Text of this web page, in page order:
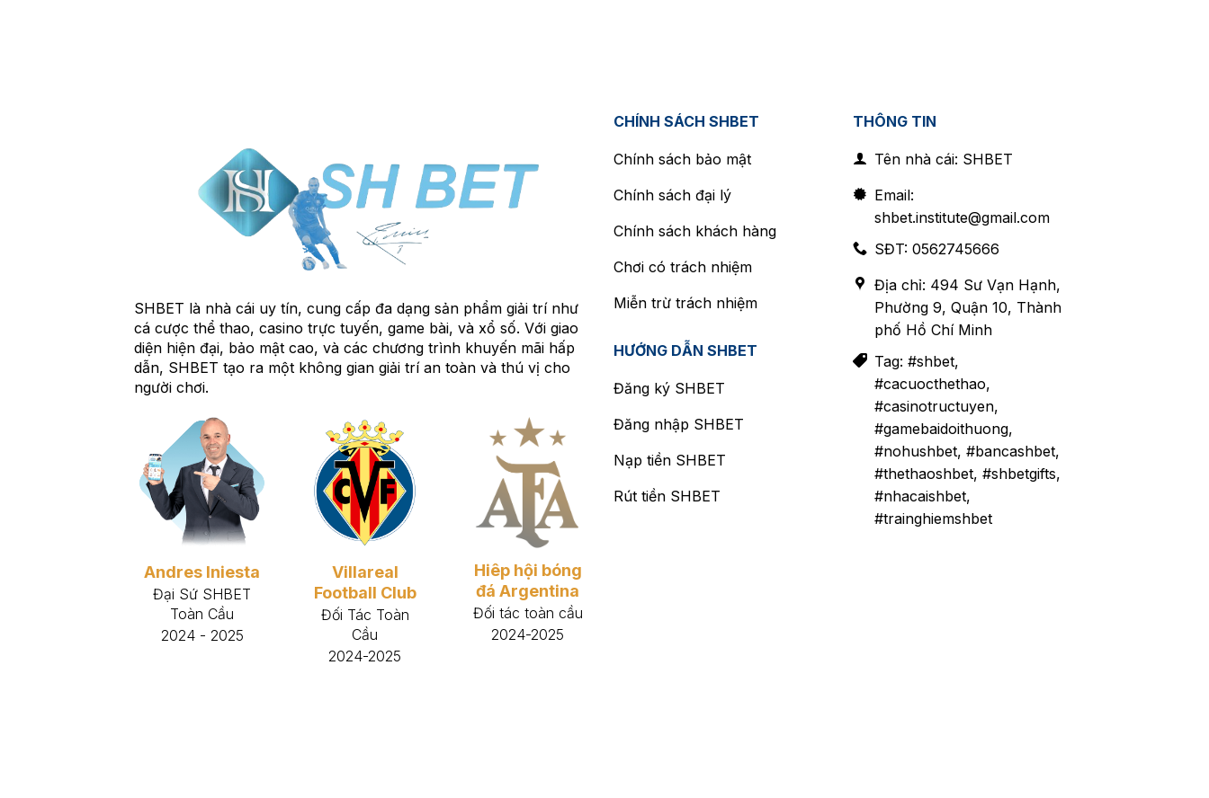
SHBET là nhà cái uy tín, cung cấp đa dạng sản phẩm giải trí như
cá cược thể thao, casino trực tuyến, game bài, và xổ số. Với giao
diện hiện đại, bảo mật cao, và các chương trình khuyến mãi hấp
dẫn, SHBET tạo ra một không gian giải trí an toàn và thú vị cho
người chơi.
Andres Iniesta
Đại Sứ SHBET
Toàn Cầu
2024 - 2025
Villareal
Football Club
Đối Tác Toàn
Cầu
2024-2025
Hiêp hội bóng
đá Argentina
Đối tác toàn cầu
2024-2025
CHÍNH SÁCH SHBET
Chính sách bảo mật
Chính sách đại lý
Chính sách khách hàng
Chơi có trách nhiệm
Miễn trừ trách nhiệm
HƯỚNG DẪN SHBET
Đăng ký SHBET
Đăng nhập SHBET
Nạp tiền SHBET
Rút tiền SHBET
THÔNG TIN
Tên nhà cái: SHBET
Email:
shbet.institute@gmail.com
SĐT: 0562745666
Địa chỉ: 494 Sư Vạn Hạnh,
Phường 9, Quận 10, Thành
phố Hồ Chí Minh
Tag: #shbet,
#cacuocthethao,
#casinotructuyen,
#gamebaidoithuong,
#nohushbet, #bancashbet,
#thethaoshbet, #shbetgifts,
#nhacaishbet,
#trainghiemshbet